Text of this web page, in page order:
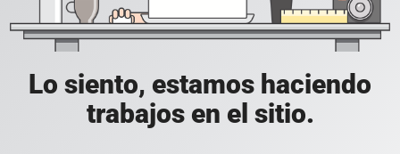
Lo siento, estamos haciendo
trabajos en el sitio.